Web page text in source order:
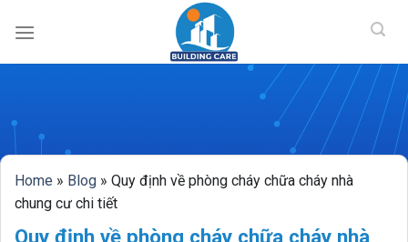
BUILDING
Home » Blog » Quy định về phòng cháy chữa cháy nhà
chung cư chi tiết
Quy định về phòng cháy chữa cháy nhà